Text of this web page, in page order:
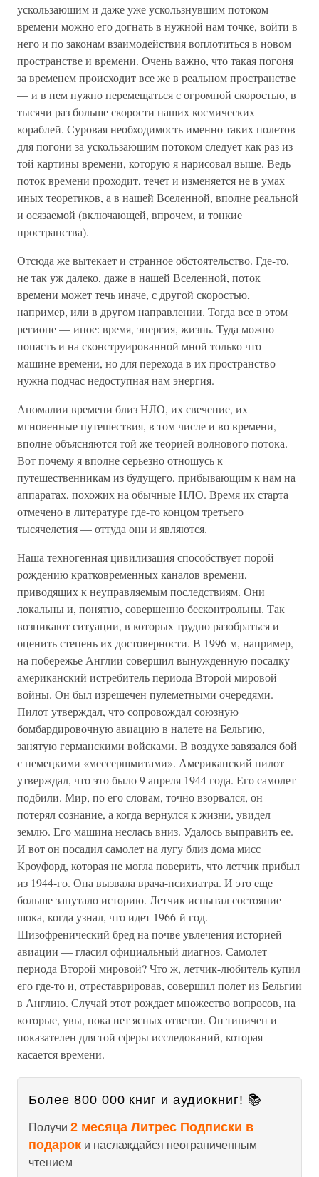
ускользающим и даже уже ускользнувшим потоком
времени можно его догнать в нужной нам точке, войти в
него и по законам взаимодействия воплотиться в новом
пространстве и времени. Очень важно, что такая погоня
за временем происходит все же в реальном пространстве
— и в нем нужно перемещаться с огромной скоростью, в
тысячи раз больше скорости наших космических
кораблей. Суровая необходимость именно таких полетов
для погони за ускользающим потоком следует как раз из
той картины времени, которую я нарисовал выше. Ведь
поток времени проходит, течет и изменяется не в умах
иных теоретиков, а в нашей Вселенной, вполне реальной
и осязаемой (включающей, впрочем, и тонкие
пространства).
Отсюда же вытекает и странное обстоятельство. Где-то,
не так уж далеко, даже в нашей Вселенной, поток
времени может течь иначе, с другой скоростью,
например, или в другом направлении. Тогда все в этом
регионе — иное: время, энергия, жизнь. Туда можно
попасть и на сконструированной мной только что
машине времени, но для перехода в их пространство
нужна подчас недоступная нам энергия.
Аномалии времени близ НЛО, их свечение, их
мгновенные путешествия, в том числе и во времени,
вполне объясняются той же теорией волнового потока.
Вот почему я вполне серьезно отношусь к
путешественникам из будущего, прибывающим к нам на
аппаратах, похожих на обычные НЛО. Время их старта
отмечено в литературе где-то концом третьего
тысячелетия — оттуда они и являются.
Наша техногенная цивилизация способствует порой
рождению кратковременных каналов времени,
приводящих к неуправляемым последствиям. Они
локальны и, понятно, совершенно бесконтрольны. Так
возникают ситуации, в которых трудно разобраться и
оценить степень их достоверности. В 1996-м, например,
на побережье Англии совершил вынужденную посадку
американский истребитель периода Второй мировой
войны. Он был изрешечен пулеметными очередями.
Пилот утверждал, что сопровождал союзную
бомбардировочную авиацию в налете на Бельгию,
занятую германскими войсками. В воздухе завязался бой
с немецкими «мессершмитами». Американский пилот
утверждал, что это было 9 апреля 1944 года. Его самолет
подбили. Мир, по его словам, точно взорвался, он
потерял сознание, а когда вернулся к жизни, увидел
землю. Его машина неслась вниз. Удалось выправить ее.
И вот он посадил самолет на лугу близ дома мисс
Кроуфорд, которая не могла поверить, что летчик прибыл
из 1944-го. Она вызвала врача-психиатра. И это еще
больше запутало историю. Летчик испытал состояние
шока, когда узнал, что идет 1966-й год.
Шизофренический бред на почве увлечения историей
авиации — гласил официальный диагноз. Самолет
периода Второй мировой? Что ж, летчик-любитель купил
его где-то и, отреставрировав, совершил полет из Бельгии
в Англию. Случай этот рождает множество вопросов, на
которые, увы, пока нет ясных ответов. Он типичен и
показателен для той сферы исследований, которая
касается времени.
Более 800 000 книг и аудиокниг! 📚
Получи 2 месяца Литрес Подписки в
подарок и наслаждайся неограниченным
чтением